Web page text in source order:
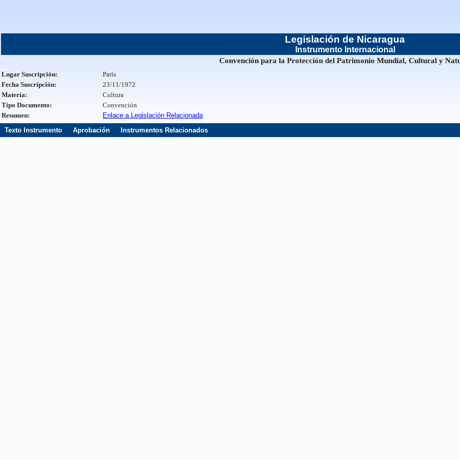
Legislación de Nicaragua
Instrumento Internacional
Convención para la Protección del Patrimonio Mundial, Cultural y
Lugar Suscripción:
París
Fecha Suscripción:
23/11/1972
Materia:
Cultura
Tipo Documento:
Convención
Resumen:
Enlace a Legislación Relacionada
Texto Instrumento
Aprobación Instrumentos Relacionados